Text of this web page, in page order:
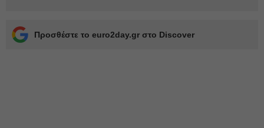
Προσθέστε το euro2day.gr στο Discover